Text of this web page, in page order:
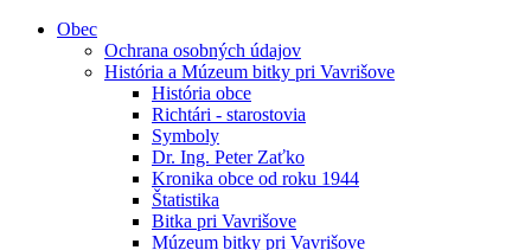
Obec
Ochrana osobných údajov
História a Múzeum bitky pri Vavrišove
História obce
Richtári - starostovia
Symboly
Dr. Ing. Peter Zaťko
Kronika obce od roku 1944
Štatistika
Bitka pri Vavrišove
Múzeum bitky pri Vavrišove